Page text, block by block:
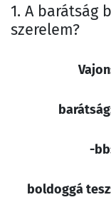
1. A barátság
szerelem?
-
boldoggá